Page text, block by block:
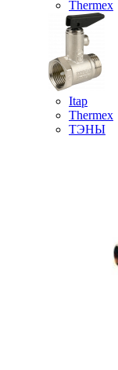
Thermex
Itap
Thermex
ТЭНЫ